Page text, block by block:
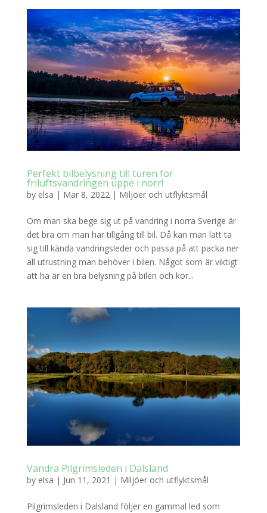
Perfekt bilbelysning till turen för
friluftsvandringen uppe i norr!
by elsa | Mar 8, 2022| Miljöer och utflyktsmål
Om man ska bege sig ut på vandring i norra Sverige är
det bra om man har tillgång till bil. Då kan man lätt ta
sig till kända vandringsleder och passa på att packa ner
all utrustning man behöver i bilen. Något som är viktigt
att ha är en bra belysning på bilen och kör...
Vandra Pilgrimsleden i Dalsland
by elsa | Jun 11, 2021 | Miljöer och utflyktsmål
Pilgrimsleden i Dalsland följer en gammal led som